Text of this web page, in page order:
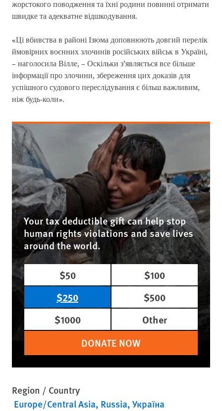
жорстокого поводження та їхні родини повинні отримати
швидке та адекватне відшкодування.
«Ці вбивства в районі Ізюма доповнюють довгий перелік
ймовірних воєнних злочинів російських військ в Україні,
– наголосила Вілле, – Оскільки з’являється все більше
інформації про злочини, збереження цих доказів для
успішного судового переслідування є більш важливим,
ніж будь-коли».
Your tax deductible gift can help stop
human rights violations and save lives
around the world.
$50
$100
$250
$500
$1000
Other
DONATE NOW
Region / Country
Europe/Central Asia Russia Україна